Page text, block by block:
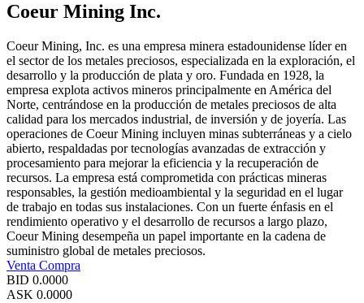
Coeur Mining Inc.
Coeur Mining, Inc. es una empresa minera estadounidense líder en
el sector de los metales preciosos, especializada en la exploración, el
desarrollo y la producción de plata y oro. Fundada en 1928, la
empresa explota activos mineros principalmente en América del
Norte, centrándose en la producción de metales preciosos de alta
calidad para los mercados industrial, de inversión y de joyería. Las
operaciones de Coeur Mining incluyen minas subterráneas y a cielo
abierto, respaldadas por tecnologías avanzadas de extracción y
procesamiento para mejorar la eficiencia y la recuperación de
recursos. La empresa está comprometida con prácticas mineras
responsables, la gestión medioambiental y la seguridad en el lugar
de trabajo en todas sus instalaciones. Con un fuerte énfasis en el
rendimiento operativo y el desarrollo de recursos a largo plazo,
Coeur Mining desempeña un papel importante en la cadena de
suministro global de metales preciosos.
Venta Compra
BID 0.0000
ASK 0.0000